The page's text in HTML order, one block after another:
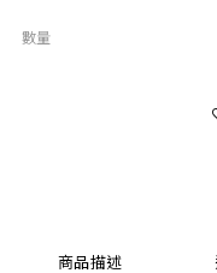
數量
商品描述